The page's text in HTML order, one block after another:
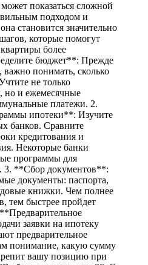
показаться сложной
подходом и
становится значительно
которые помогут
более
бюджет**: Прежде
важно понимать, сколько
не только
но и ежемесячные
платежи. 2.
ипотеки**: Изучите
банков. Сравните
кредитования и
Некоторые банки
программы для
3. **Сбор документов**:
документы: паспорта,
книжки. Чем полнее
тем быстрее пройдет
заявки на ипотеку
предварительное
понимание, какую сумму
вашу позицию при